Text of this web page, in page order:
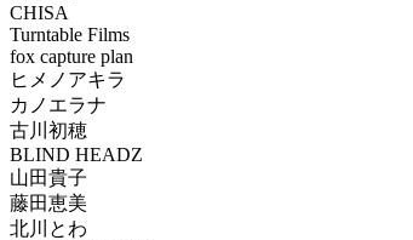
CHISA
Turntable Films
fox capture plan
ヒメノアキラ
カノエラナ
古川初穂
BLIND HEADZ
山田貴子
藤田恵美
北川とわ